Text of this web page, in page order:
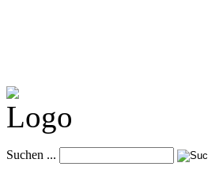
Suchen ...